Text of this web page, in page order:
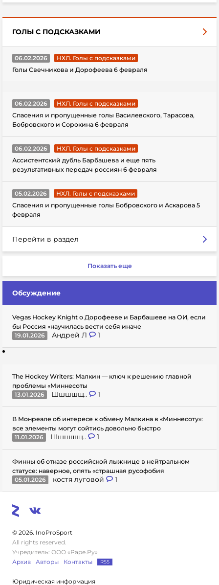
ГОЛЫ С ПОДСКАЗКАМИ
06.02.2026
НХЛ. Голы с подсказками
Голы Свечникова и Дорофеева 6 февраля
06.02.2026
НХЛ. Голы с подсказками
Спасения и пропущенные голы Василевского, Тарасова,
Бобровского и Сорокина 6 февраля
06.02.2026
НХЛ. Голы с подсказками
Ассистентский дубль Барбашева и еще пять
результативных передач россиян 6 февраля
05.02.2026
НХЛ. Голы с подсказками
Спасения и пропущенные голы Бобровского и Аскарова 5
февраля
Перейти в раздел
Показать еще
Обсуждение
Vegas Hockey Knight о Дорофееве и Барбашеве на ОИ, если
бы Россия «научилась вести себя иначе
19.01.2026
Андрей Л 1
The Hockey Writers: Малкин — ключ к решению главной
проблемы «Миннесоты
13.01.2026
Шшшшщ.. 1
В Монреале об интересе к обмену Малкина в «Миннесоту»:
все элементы могут сойтись довольно быстро
11.01.2026
Шшшшщ.. 1
Финны об отказе российской лыжнице в нейтральном
статусе: наверное, опять «страшная русофобия
05.01.2026
костя луговой 1
© 2026. InoProSport
All rights reserved.
Учредитель: ООО «Раре.Ру»
Архив
Авторы Контакты RSS
Юридическая информация